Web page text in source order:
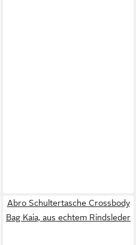
Abro Schultertasche Crossbody
Bag Kaia, aus echtem Rindsleder